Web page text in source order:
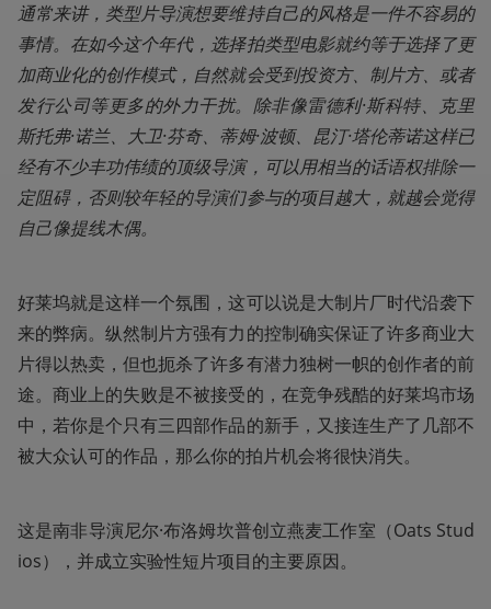
通常来讲，类型片导演想要维持自己的风格是一件不容易的
事情。在如今这个年代，选择拍类型电影就约等于选择了更
加商业化的创作模式，自然就会受到投资方、制片方、或者
发行公司等更多的外力干扰。除非像雷德利·斯科特、克里
斯托弗·诺兰、大卫·芬奇、蒂姆·波顿、昆汀·塔伦蒂诺这样已
经有不少丰功伟绩的顶级导演，可以用相当的话语权排除一
定阻碍，否则较年轻的导演们参与的项目越大，就越会觉得
自己像提线木偶。
好莱坞就是这样一个氛围，这可以说是大制片厂时代沿袭下
来的弊病。纵然制片方强有力的控制确实保证了许多商业大
片得以热卖，但也扼杀了许多有潜力独树一帜的创作者的前
途。商业上的失败是不被接受的，在竞争残酷的好莱坞市场
中，若你是个只有三四部作品的新手，又接连生产了几部不
被大众认可的作品，那么你的拍片机会将很快消失。
这是南非导演尼尔·布洛姆坎普创立燕麦工作室（Oats Stud
ios），并成立实验性短片项目的主要原因。